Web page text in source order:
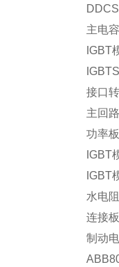
主电
IGBT
接口
主回
功率
IGBT
IGBT
水电
连接
制动